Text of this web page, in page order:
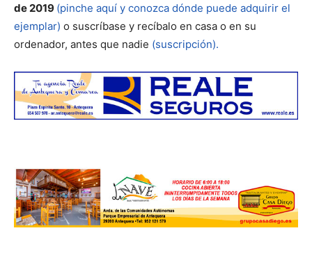
de 2019 (pinche aquí y conozca dónde puede adquirir el
ejemplar) o suscríbase y recíbalo en casa o en su
ordenador, antes que nadie (suscripción).